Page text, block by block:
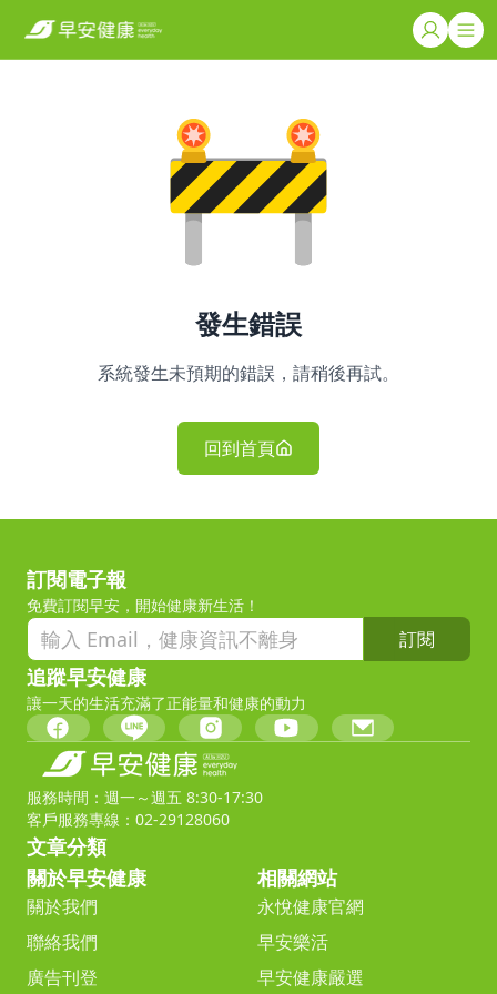
發生錯誤
系統發生未預期的錯誤，請稍後再試。
回到首頁
訂閱電子報
免費訂閱早安，開始健康新生活！
訂閱
追蹤早安健康
讓一天的生活充滿了正能量和健康的動力
服務時間：週一～週五 8:30-17:30
客戶服務專線：02-29128060
文章分類
關於早安健康
關於我們
聯絡我們
廣告刊登
相關網站
永悅健康官網
早安樂活
早安健康嚴選